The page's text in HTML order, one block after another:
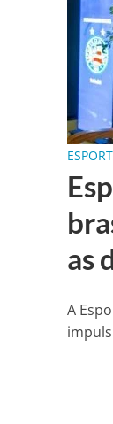
as
A